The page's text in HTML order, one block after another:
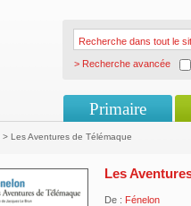
> Recherche avancée
Primaire
> Les Aventures de Télémaque
Les
De : Fénelon